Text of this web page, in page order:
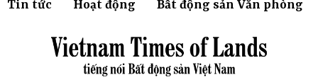
Tin tức Hoạt động Bất động sản Văn phòng